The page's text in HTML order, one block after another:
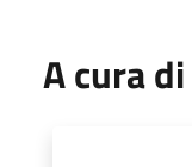
A cura di